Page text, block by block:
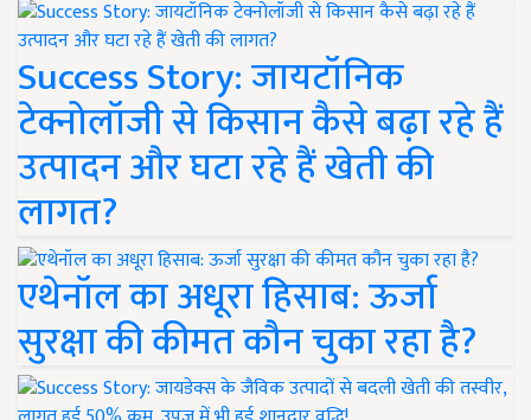
Success Story: जायटॉनिक
टेक्नोलॉजी से किसान कैसे बढ़ा रहे हैं
उत्पादन और घटा रहे हैं खेती की
लागत?
एथेनॉल का अधूरा हिसाब: ऊर्जा
सुरक्षा की कीमत कौन चुका रहा है?